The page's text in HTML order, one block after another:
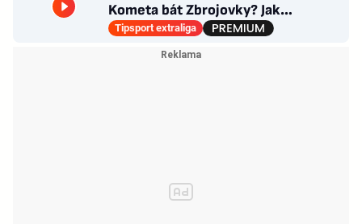
Kometa bát Zbrojovky? Jak
poskládat Pardubice
Tipsport extraliga